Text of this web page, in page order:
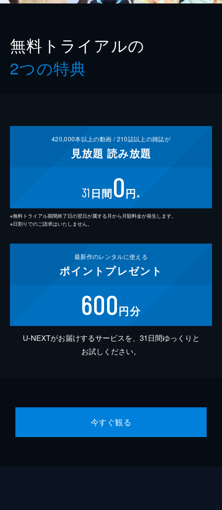
無料トライアルの
2つの特典
420,000本以上の動画 /210誌以上の雑誌が
見放題 読み放題
31 日間0円 ※
※無料トライアル期間終了日の翌日が属する月から月額料金が発生します。
※日割りでのご請求はいたしません。
最新作のレンタルに使える
ポイント プレゼント
600円分
U-NEXTがお届けするサービスを、31日間ゆっくりと
お試しください。
今すぐ観る